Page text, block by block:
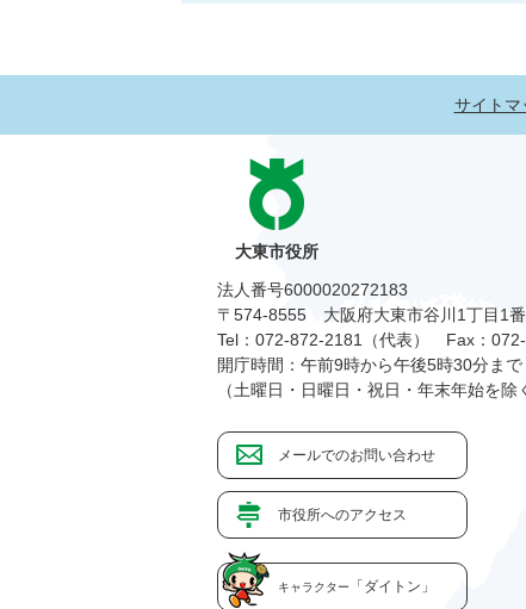
サイトマ
大東市役所
法人番号6000020272183
〒574-8555 大阪府大東市谷川1丁目1
Tel：072-872-2181（代表）
Fax：
開庁時間：午前9時から午後5時30分まで
（土曜日・日曜日・祝日・年末年始を除
メールでのお問い合わせ
市役所へのアクセス
キャラクター 「ダイトン」